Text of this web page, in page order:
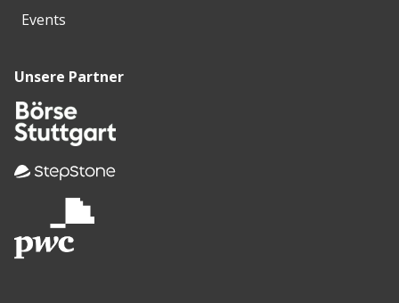
Events
Unsere Partner